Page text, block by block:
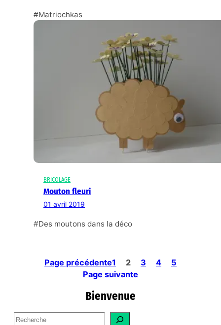
#Matriochkas
BRICOLAGE
Mouton fleuri
01 avril 2019
#Des moutons dans la déco
Page précédente1 2 3 4
5
Page suivante
Bienvenue
S